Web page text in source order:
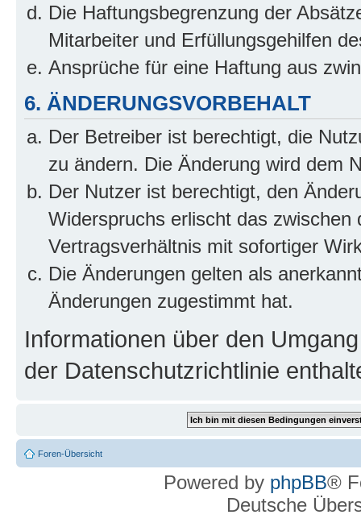
Die Haftungsbegrenzung der
Mitarbeiter und Erfüllungsgehilfen
Ansprüche für eine Haftung aus
6. ÄNDERUNGSVORBEHALT
Der Betreiber ist berechtigt, die
zu ändern. Die Änderung wird dem
Der Nutzer ist berechtigt, den
Widerspruchs erlischt das
Vertragsverhältnis mit sofortiger
Die Änderungen gelten als
Änderungen zugestimmt hat.
Informationen über den
der Datenschutzrichtlinie
Foren-Übersicht
Powered by phpBB®
Deutsche